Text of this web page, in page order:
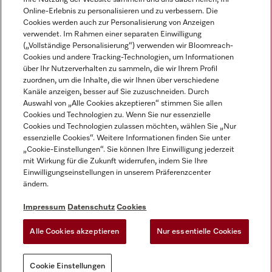
Impressum
AGB
Datenschutz
Nutzungsbedigungen
EU-Gesetzen über digitale Dienste
Miele auf Instagram
Miele auf Facebook
Miele auf Youtube
Online-Erlebnis zu personalisieren und zu verbessern. Die
Cookies werden auch zur Personalisierung von Anzeigen
verwendet. Im Rahmen einer separaten Einwilligung
(„Vollständige Personalisierung“) verwenden wir Bloomreach-
Cookies und andere Tracking-Technologien, um Informationen
über Ihr Nutzerverhalten zu sammeln, die wir Ihrem Profil
zuordnen, um die Inhalte, die wir Ihnen über verschiedene
Kanäle anzeigen, besser auf Sie zuzuschneiden. Durch
Auswahl von „Alle Cookies akzeptieren“ stimmen Sie allen
Cookies und Technologien zu. Wenn Sie nur essenzielle
Cookies und Technologien zulassen möchten, wählen Sie „Nur
essenzielle Cookies“. Weitere Informationen finden Sie unter
„Cookie-Einstellungen“. Sie können Ihre Einwilligung jederzeit
mit Wirkung für die Zukunft widerrufen, indem Sie Ihre
Einwilligungseinstellungen in unserem Präferenzcenter
ändern.
Impressum Datenschutz Cookies
Alle Cookies akzeptieren Nur essentielle Cookies
Cookie Einstellungen